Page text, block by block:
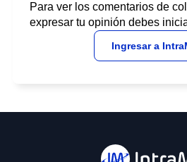
Para ver los comentarios de
expresar tu opinión debes
Ingresar a